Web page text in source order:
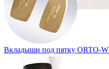
Вкладыши под пятку ORTO-W